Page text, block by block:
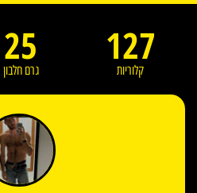
127
קלוריות
25
גרם חלבון